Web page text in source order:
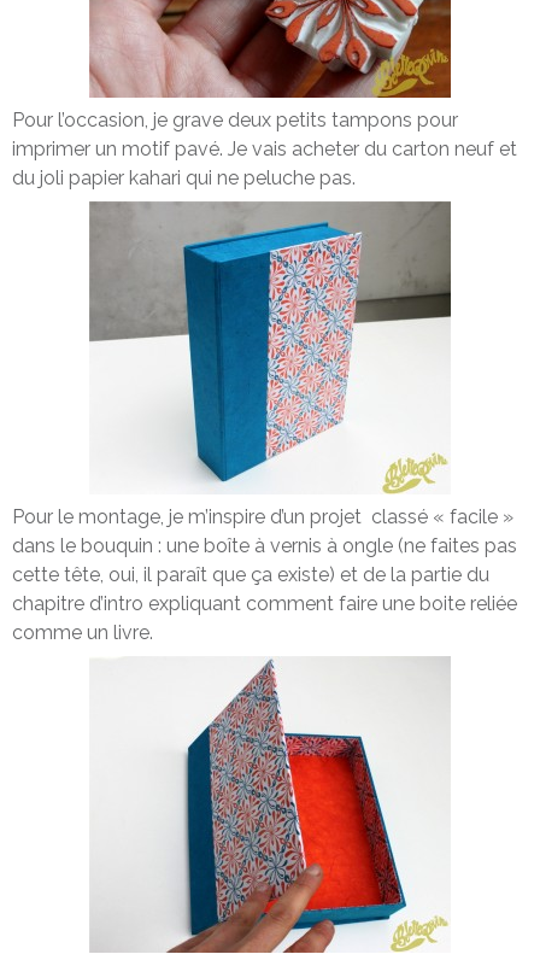
Pour l’occasion, je grave deux petits tampons pour
imprimer un motif pavé. Je vais acheter du carton neuf et
du joli papier kahari qui ne peluche pas.
Pour le montage, je m’inspire d’un projet classé « facile »
dans le bouquin : une boîte à vernis à ongle (ne faites pas
cette tête, oui, il paraît que ça existe) et de la partie du
chapitre d’intro expliquant comment faire une boite reliée
comme un livre.